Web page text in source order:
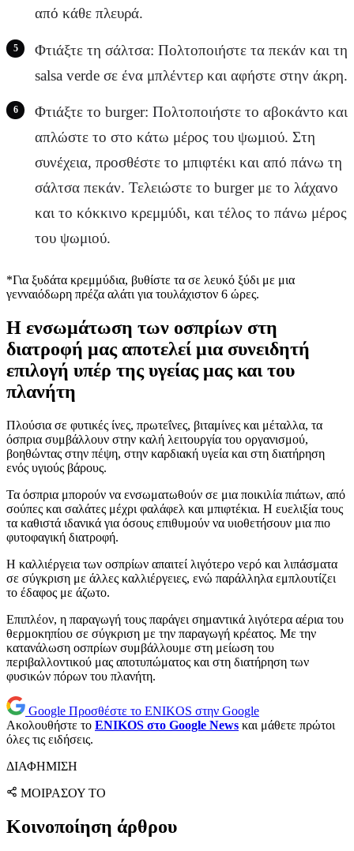
από κάθε πλευρά.
Φτιάξτε τη σάλτσα: Πολτοποιήστε τα πεκάν και τη
salsa verde σε ένα μπλέντερ και αφήστε στην άκρη.
Φτιάξτε το burger: Πολτοποιήστε το αβοκάντο και
απλώστε το στο κάτω μέρος του ψωμιού. Στη
συνέχεια, προσθέστε το μπιφτέκι και από πάνω τη
σάλτσα πεκάν. Τελειώστε το burger με το λάχανο
και το κόκκινο κρεμμύδι, και τέλος το πάνω μέρος
του ψωμιού.
*Για ξυδάτα κρεμμύδια, βυθίστε τα σε λευκό ξύδι με μια
γενναιόδωρη πρέζα αλάτι για τουλάχιστον 6 ώρες.
Η ενσωμάτωση των οσπρίων στη
διατροφή μας αποτελεί μια συνειδητή
επιλογή υπέρ της υγείας μας και του
πλανήτη
Πλούσια σε φυτικές ίνες, πρωτεΐνες, βιταμίνες και μέταλλα, τα
όσπρια συμβάλλουν στην καλή λειτουργία του οργανισμού,
βοηθώντας στην πέψη, στην καρδιακή υγεία και στη διατήρηση
ενός υγιούς βάρους.
Τα όσπρια μπορούν να ενσωματωθούν σε μια ποικιλία πιάτων, από
σούπες και σαλάτες μέχρι φαλάφελ και μπιφτέκια. Η ευελιξία τους
τα καθιστά ιδανικά για όσους επιθυμούν να υιοθετήσουν μια πιο
φυτοφαγική διατροφή.
Η καλλιέργεια των οσπρίων απαιτεί λιγότερο νερό και λιπάσματα
σε σύγκριση με άλλες καλλιέργειες, ενώ παράλληλα εμπλουτίζει
το έδαφος με άζωτο.
Επιπλέον, η παραγωγή τους παράγει σημαντικά λιγότερα αέρια του
θερμοκηπίου σε σύγκριση με την παραγωγή κρέατος. Με την
κατανάλωση οσπρίων συμβάλλουμε στη μείωση του
περιβαλλοντικού μας αποτυπώματος και στη διατήρηση των
φυσικών πόρων του πλανήτη.
Google Προσθέστε το ENIKOS στην Google
Ακολουθήστε το ENIKOS στο Google News και μάθετε πρώτοι
όλες τις ειδήσεις.
ΔΙΑΦΗΜΙΣΗ
ΜΟΙΡΑΣΟΥ ΤΟ
Κοινοποίηση άρθρου